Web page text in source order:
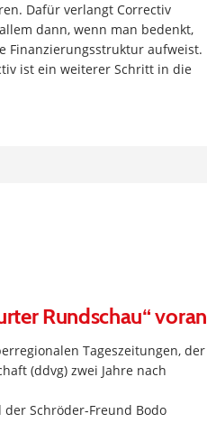
Dafür verlangt Correctiv
dann, wenn man bedenkt,
Finanzierungsstruktur aufweist.
ist ein weiterer Schritt in die
Rundschau“ voran
Tageszeitungen, der
(ddvg) zwei Jahre nach
Schröder-Freund Bodo